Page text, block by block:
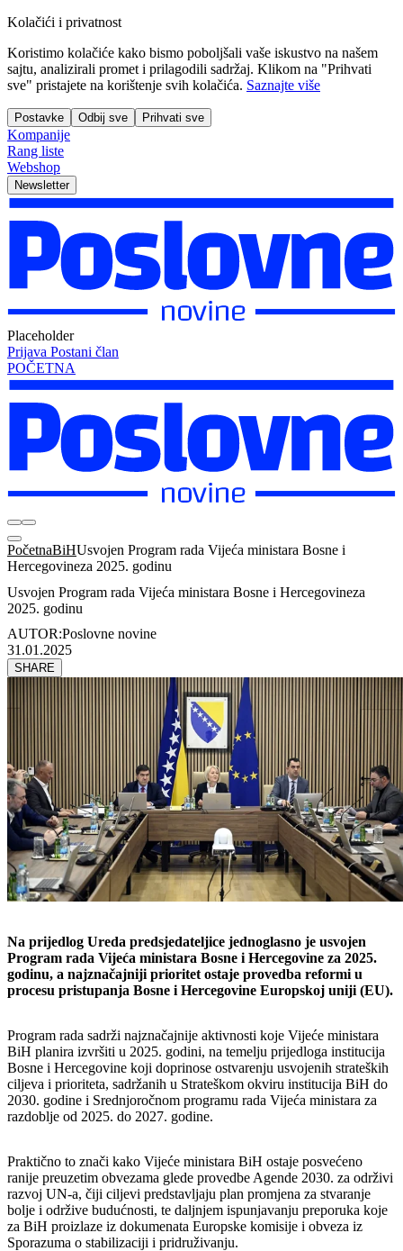
Kolačići i privatnost
Koristimo kolačiće kako bismo poboljšali vaše iskustvo na našem
sajtu, analizirali promet i prilagodili sadržaj. Klikom na "Prihvati
sve" pristajete na korištenje svih kolačića. Saznajte više
Postavke Odbij sve Prihvati sve
Kompanije
Rang liste
Webshop
Newsletter
Placeholder
Prijava Postani član
POČETNA
PočetnaBiHUsvojen Program rada Vijeća ministara Bosne i
Hercegovineza 2025. godinu
Usvojen Program rada Vijeća ministara Bosne i Hercegovineza
2025. godinu
AUTOR:Poslovne novine
31.01.2025
SHARE
Na prijedlog Ureda predsjedateljice jednoglasno je usvojen
Program rada Vijeća ministara Bosne i Hercegovine za 2025.
godinu, a najznačajniji prioritet ostaje provedba reformi u
procesu pristupanja Bosne i Hercegovine Europskoj uniji (EU).
Program rada sadrži najznačajnije aktivnosti koje Vijeće ministara
BiH planira izvršiti u 2025. godini, na temelju prijedloga institucija
Bosne i Hercegovine koji doprinose ostvarenju usvojenih strateških
ciljeva i prioriteta, sadržanih u Strateškom okviru institucija BiH do
2030. godine i Srednjoročnom programu rada Vijeća ministara za
razdoblje od 2025. do 2027. godine.
Praktično to znači kako Vijeće ministara BiH ostaje posvećeno
ranije preuzetim obvezama glede provedbe Agende 2030. za održivi
razvoj UN-a, čiji ciljevi predstavljaju plan promjena za stvaranje
bolje i održive budućnosti, te daljnjem ispunjavanju preporuka koje
za BiH proizlaze iz dokumenata Europske komisije i obveza iz
Sporazuma o stabilizaciji i pridruživanju.